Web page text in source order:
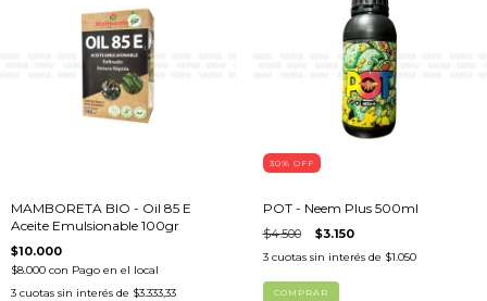
MAMBORETA BIO - Oil 85 E
Aceite Emulsionable 100gr
$10.000
$8.000 con Pago en el local
3 cuotas sin interés de $3.333,33
30% OFF
POT - Neem Plus 500ml
$4.500 $3.150
3 cuotas sin interés de $1.050